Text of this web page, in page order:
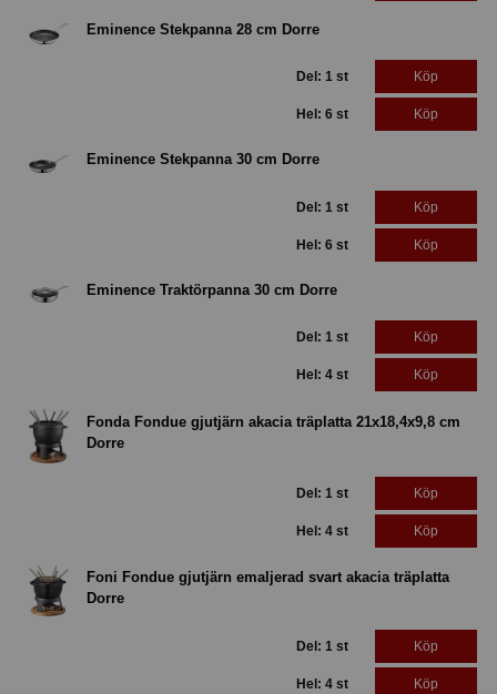
Eminence Stekpanna 28 cm Dorre
Del: 1 st Köp
Hel: 6 st Köp
Eminence Stekpanna 30 cm Dorre
Del: 1 st Köp
Hel: 6 st Köp
Eminence Traktörpanna 30 cm Dorre
Del: 1 st Köp
Hel: 4 st Köp
Fonda Fondue gjutjärn akacia träplatta 21x18,4x9,8 cm
Dorre
Del: 1 st Köp
Hel: 4 st Köp
Foni Fondue gjutjärn emaljerad svart akacia träplatta
Dorre
Del: 1 st Köp
Hel: 4 st Köp